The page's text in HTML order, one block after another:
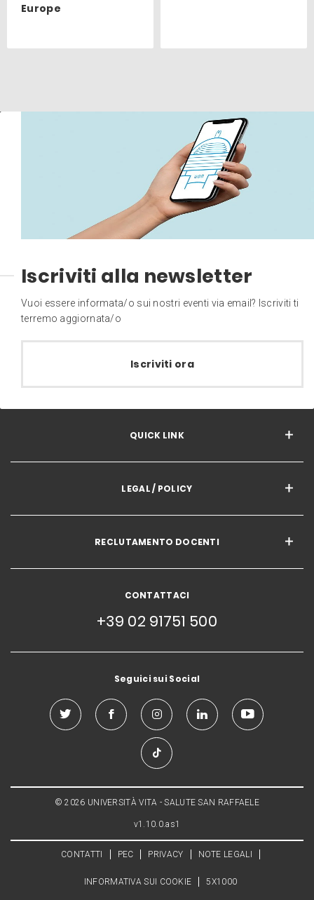
Europe
Iscriviti alla newsletter
Vuoi essere informata/o sui nostri eventi via email? Iscriviti ti
terremo aggiornata/o
Iscriviti ora
QUICK LINK
LEGAL / POLICY
RECLUTAMENTO DOCENTI
CONTATTACI
+39 02 91751 500
Seguici sui Social
© 2026 UNIVERSITÀ VITA - SALUTE SAN RAFFAELE
v1.10.0.as1
CONTATTI PEC PRIVACY NOTE LEGALI
INFORMATIVA SUI COOKIE 5X1000